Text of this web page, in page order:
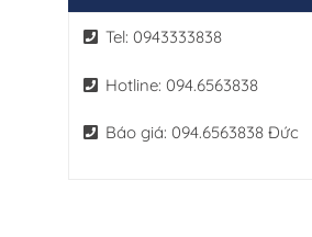
Tel: 0943333838
Hotline: 094.6563838
Báo giá: 094.6563838 Đức